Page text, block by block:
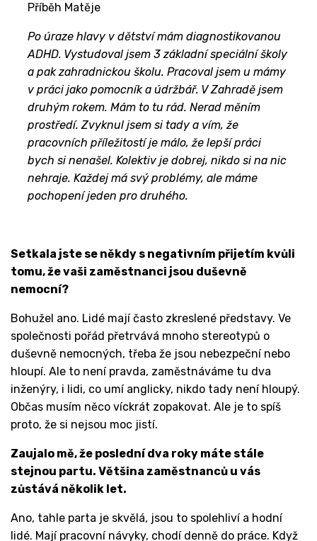
Příběh Matěje
Po úraze hlavy v dětství mám diagnostikovanou
ADHD. Vystudoval jsem 3 základní speciální školy
a pak zahradnickou školu. Pracoval jsem u mámy
v práci jako pomocník a údržbář. V Zahradě jsem
druhým rokem. Mám to tu rád. Nerad měním
prostředí. Zvyknul jsem si tady a vím, že
pracovních příležitostí je málo, že lepší práci
bych si nenašel. Kolektiv je dobrej, nikdo si na nic
nehraje. Každej má svý problémy, ale máme
pochopení jeden pro druhého.
Setkala jste se někdy s negativním přijetím kvůli
tomu, že vaši zaměstnanci jsou duševně
nemocní?
Bohužel ano. Lidé mají často zkreslené představy. Ve
společnosti pořád přetrvává mnoho stereotypů o
duševně nemocných, třeba že jsou nebezpeční nebo
hloupí. Ale to není pravda, zaměstnáváme tu dva
inženýry, i lidi, co umí anglicky, nikdo tady není hloupý.
Občas musím něco víckrát zopakovat. Ale je to spíš
proto, že si nejsou moc jistí.
Zaujalo mě, že poslední dva roky máte stále
stejnou partu. Většina zaměstnanců u vás
zůstává několik let.
Ano, tahle parta je skvělá, jsou to spolehliví a hodní
lidé. Mají pracovní návyky, chodí denně do práce. Když